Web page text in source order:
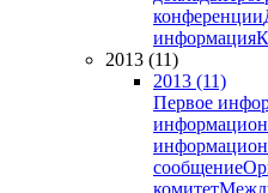
конференции
информация
2013 (11)
2013 (11)
Первое
сообщение
комитет